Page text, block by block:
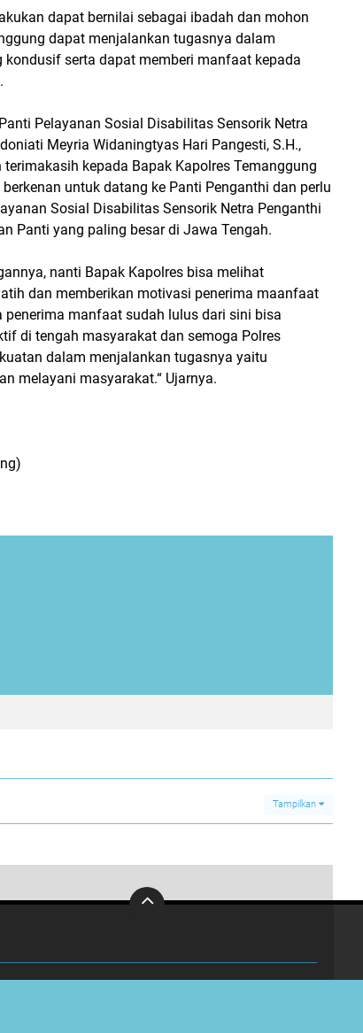
dapat bernilai sebagai ibadah dan mohon
dapat menjalankan tugasnya dalam
serta dapat memberi manfaat kepada
Pelayanan Sosial Disabilitas Sensorik Netra
Meyria Widaningtyas Hari Pangesti, S.H.,
kepada Bapak Kapolres Temanggung
untuk datang ke Panti Penganthi dan perlu
Sosial Disabilitas Sensorik Netra Penganthi
Panti yang paling besar di Jawa Tengah.
nanti Bapak Kapolres bisa melihat
dan memberikan motivasi penerima maanfaat
penerima manfaat sudah lulus dari sini bisa
di tengah masyarakat dan semoga Polres
dalam menjalankan tugasnya yaitu
melayani masyarakat.“ Ujarnya.
Tampilkan